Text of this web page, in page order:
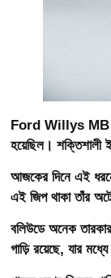
Ford Willys
হয়েছিল। শক্তিশালী
আজকের দিনে এই
এই জিপ থাকা তাঁর
বলিউডে অনেক
গাড়ি রয়েছে, যার